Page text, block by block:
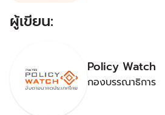
ผู้เขียน:
Policy Watch
กองบรรณาธิการ